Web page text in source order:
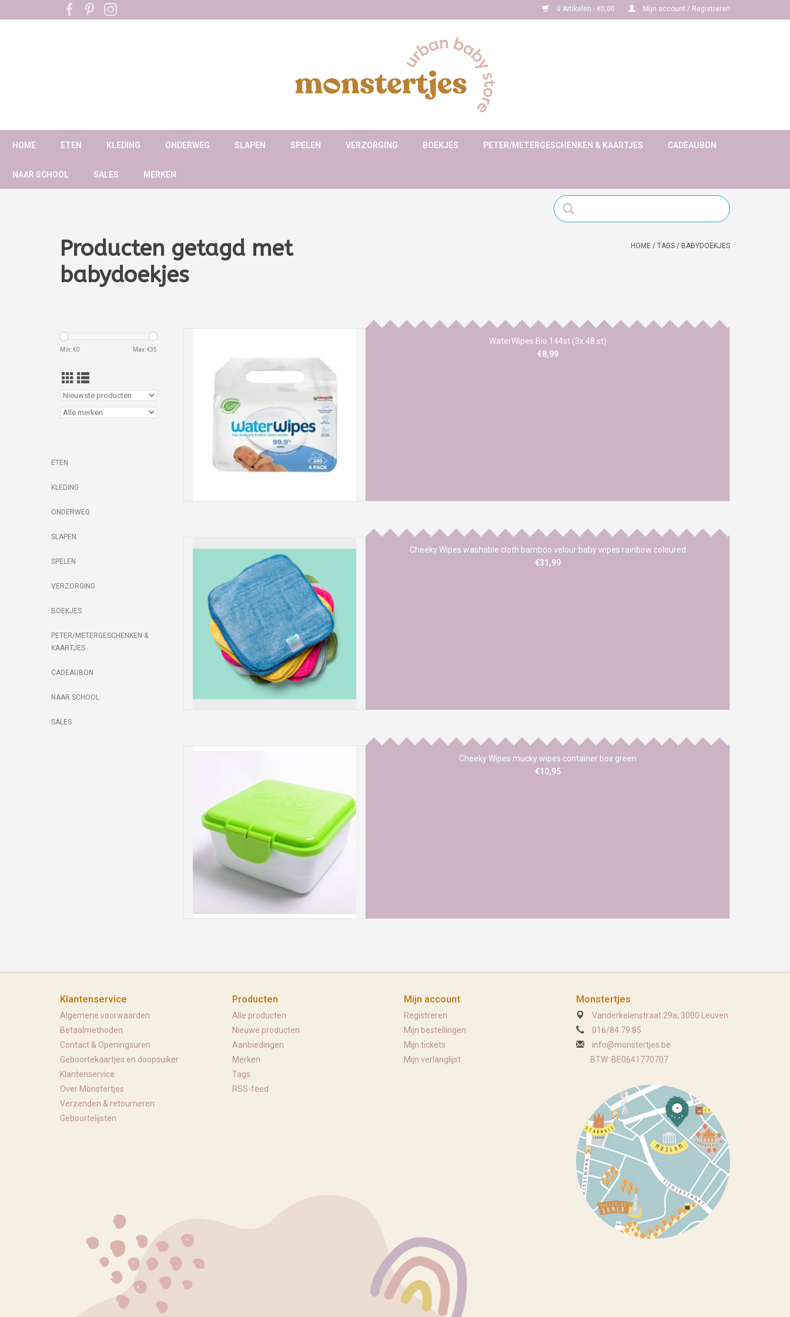
0 Artikelen - €0,00 Mijn account / Registreren
HOME ETEN KLEDING ONDERWEG SLAPEN SPELEN VERZORGING BOEKJES PETER/METERGESCHENKEN & KAARTJES CADEAUBON
NAAR SCHOOL SALES MERKEN
Producten getagd met
babydoekjes
HOME / TAGS / BABYDOEKJES
Min: €0 Max: €35
ETEN
KLEDING
ONDERWEG
SLAPEN
SPELEN
VERZORGING
BOEKJES
PETER/METERGESCHENKEN &
KAARTJES
CADEAUBON
NAAR SCHOOL
SALES
Het puurste babydoekje ter wereld.
TOEVOEGEN AAN WINKELWAGEN
WaterWipes Bio 144st (3x 48 st)
€8,99
De wasbare doek van Cheeky Wipes is
verkrijgbaar in mooie regenboogkleuren. 70% van
bamboe viscose en 30% katoenen badstof. Ze zijn
zachter dan katoen maar hebben toch voldoende
grip. Ze kunnen gebruikt worden voor handen,
gezicht en poep. Verder is het m
TOEVOEGEN AAN WINKELWAGEN
Cheeky Wipes washable cloth bamboo velour baby wipes rainbow coloured
€31,99
Jouw Cheeky Wipes kan je handig bewaren in de
Cheeky Wipes container! De container beschikt
over een waterdichte vezegeling om jouw wipes
langer vers te houden en is stapelbaar. Door het
klemdeksel kan morsen voorkomen worden. De
container heeft een afmet
TOEVOEGEN AAN WINKELWAGEN
Cheeky Wipes mucky wipes container box green
€10,95
Klantenservice
Algemene voorwaarden
Betaalmethoden
Contact & Openingsuren
Geboortekaartjes en doopsuiker
Klantenservice
Over Monstertjes
Verzenden & retourneren
Geboortelijsten
Producten
Alle producten
Nieuwe producten
Aanbiedingen
Merken
Tags
RSS-feed
Mijn account
Registreren
Mijn bestellingen
Mijn tickets
Mijn verlanglijst
Monstertjes
Vanderkelenstraat 29a, 3000 Leuven
016/84.79.85
info@monstertjes.be
BTW: BE0641770707